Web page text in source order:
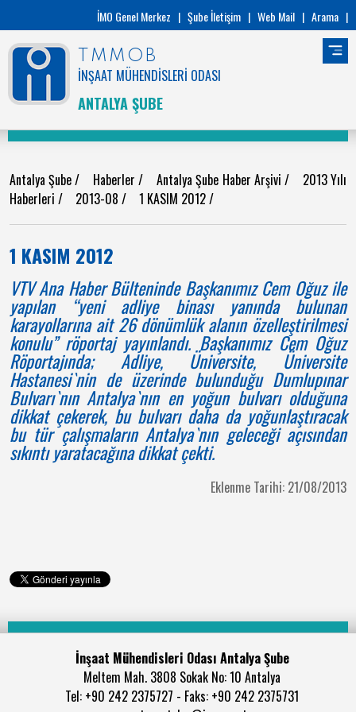
İMO Genel Merkez | Şube İletişim | Web Mail | Arama |
TMMOB
İNŞAAT MÜHENDİSLERİ ODASI
ANTALYA ŞUBE
Antalya Şube/ Haberler/Antalya Şube Haber Arşivi/ 2013 Yılı
Haberleri / 2013-08 / 1 KASIM 2012/
1 KASIM 2012
VTV Ana Haber Bülteninde Başkanımız Cem Oğuz ile
yapılan “yeni adliye binası yanında bulunan
karayollarına ait 26 dönümlük alanın özelleştirilmesi
konulu” röportaj yayınlandı. Başkanımız Cem Oğuz
Röportajında; Adliye, Üniversite, Üniversite
Hastanesi`nin de üzerinde bulunduğu Dumlupınar
Bulvarı`nın Antalya`nın en yoğun bulvarı olduğuna
dikkat çekerek, bu bulvarı daha da yoğunlaştıracak
bu tür çalışmaların Antalya`nın geleceği açısından
sıkıntı yaratacağına dikkat çekti.
Eklenme Tarihi: 21/08/2013
İnşaat Mühendisleri Odası Antalya Şube
Meltem Mah. 3808 Sokak No: 10 Antalya
Tel: +90 242 2375727 - Faks: +90 242 2375731